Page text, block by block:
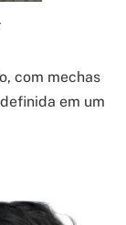
com mechas
em um